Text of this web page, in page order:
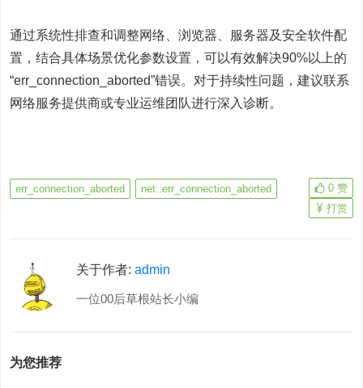
通过系统性排查和调整网络、浏览器、服务器及安全软件配
置，结合具体场景优化参数设置，可以有效解决90%以上的
“err_connection_aborted”错误。对于持续性问题，建议联系
网络服务提供商或专业运维团队进行深入诊断。
err_connection_aborted net::err_connection_aborted 0 赞
打赏
关于作者:admin
一位00后草根站长小编
为您推荐